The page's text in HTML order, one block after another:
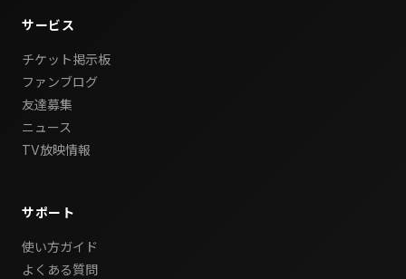
サービス
チケット掲示板
ファンブログ
友達募集
ニュース
TV放映情報
サポート
使い方ガイド
よくある質問